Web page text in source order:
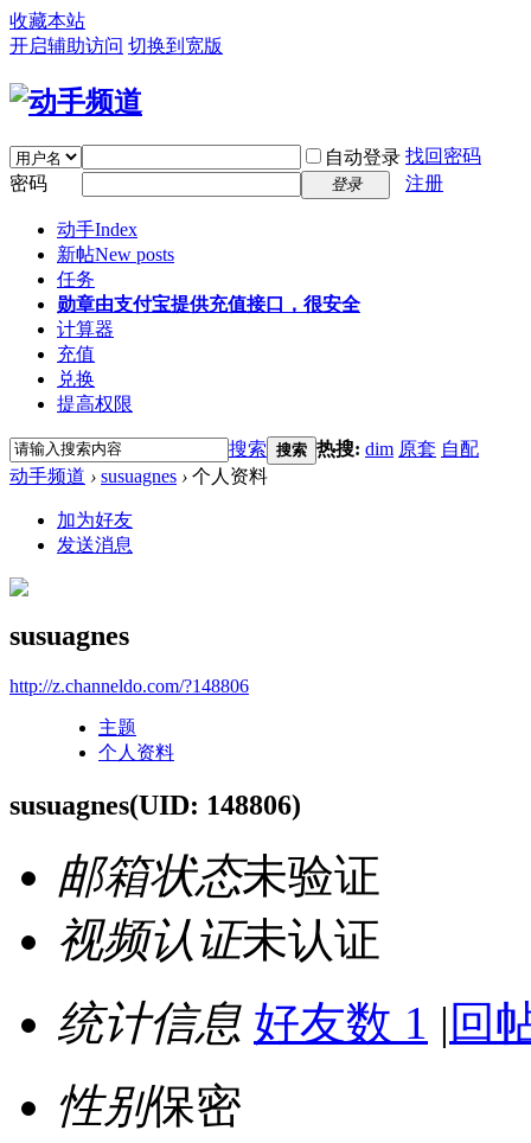
收藏本站
开启辅助访问 切换到宽版
自动登录 找回密码
密码
登录 注册
动手Index
新帖New posts
任务
勋章由支付宝提供充值接口，很安全
计算器
充值
兑换
提高权限
搜索 搜索 热搜: dim 原套 自配
动手频道 › susuagnes › 个人资料
加为好友
发送消息
susuagnes
http://z.channeldo.com/?148806
主题
个人资料
susuagnes(UID: 148806)
邮箱状态未验证
视频认证未认证
统计信息 好友数 1 | 回
性别保密